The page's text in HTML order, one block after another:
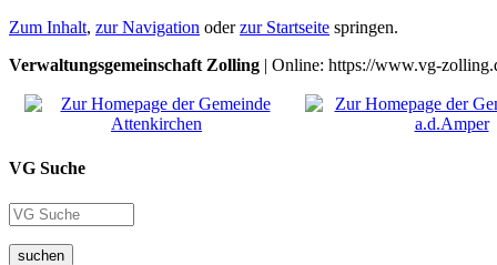
Zum Inhalt, zur Navigation oderzur Startseite springen.
Verwaltungsgemeinschaft Zolling | Online: https://www.vg-
VG Suche
suchen